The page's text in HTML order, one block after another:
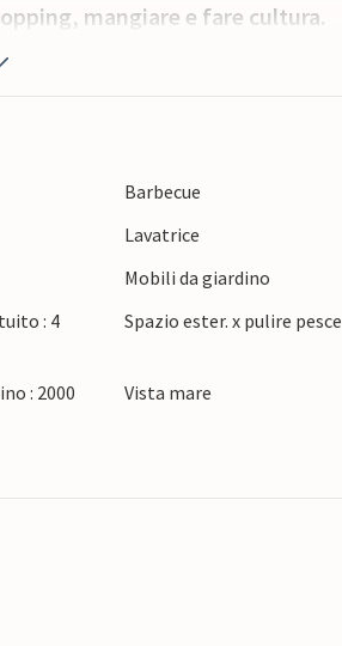
mangiare e fare cultura.
Barbecue
Lavatrice
Mobili da giardino
: 4
Spazio ester. x pulire pesce
: 2000
Vista mare